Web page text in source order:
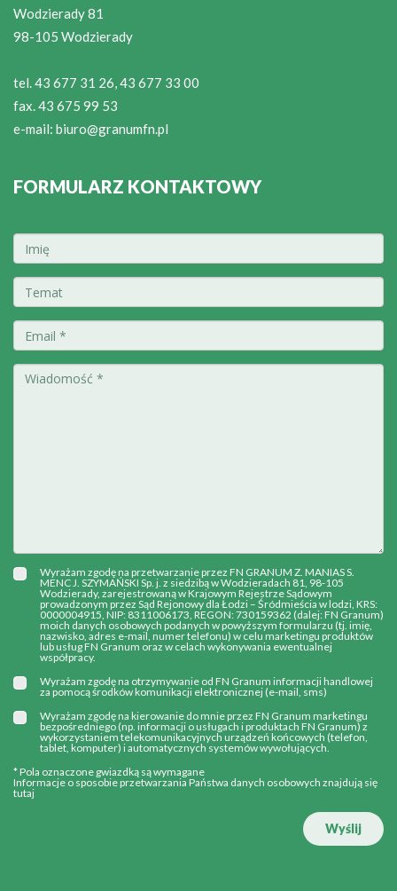
Wodzierady 81
98-105 Wodzierady
tel. 43 677 31 26, 43 677 33 00
fax. 43 675 99 53
e-mail: biuro@granumfn.pl
FORMULARZ KONTAKTOWY
Wyrażam zgodę na przetwarzanie przez FN GRANUM Z. MANIAS S.
MENC J. SZYMAŃSKI Sp. j. z siedzibą w Wodzieradach 81, 98-105
Wodzierady, zarejestrowaną w Krajowym Rejestrze Sądowym
prowadzonym przez Sąd Rejonowy dla Łodzi – Śródmieścia w lodzi, KRS:
0000004915, NIP: 8311006173, REGON: 730159362 (dalej: FN Granum)
moich danych osobowych podanych w powyższym formularzu (tj. imię,
nazwisko, adres e-mail, numer telefonu) w celu marketingu produktów
lub usług FN Granum oraz w celach wykonywania ewentualnej
współpracy.
Wyrażam zgodę na otrzymywanie od FN Granum informacji handlowej
za pomocą środków komunikacji elektronicznej (e-mail, sms)
Wyrażam zgodę na kierowanie do mnie przez FN Granum marketingu
bezpośredniego (np. informacji o usługach i produktach FN Granum) z
wykorzystaniem telekomunikacyjnych urządzeń końcowych (telefon,
tablet, komputer) i automatycznych systemów wywołujących.
* Pola oznaczone gwiazdką są wymagane
Informacje o sposobie przetwarzania Państwa danych osobowych znajdują się
tutaj
Wyślij